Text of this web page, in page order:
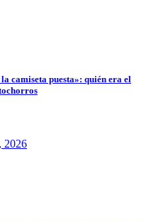
camiseta puesta»: quién era el
2026